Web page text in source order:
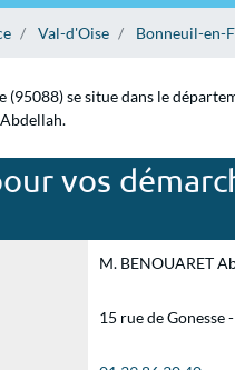
Val-d'Oise Bonneuil-en-
(95088) se situe dans le
vos
M. BENOUARET
15 rue de